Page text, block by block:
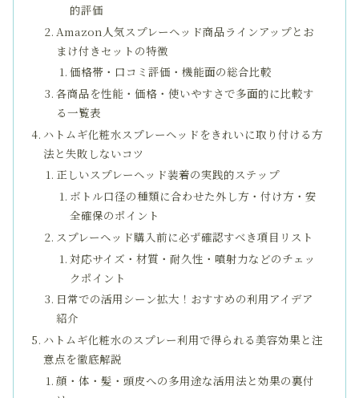
的評価
Amazon人気スプレーヘッド商品ラインアップとお
まけ付きセットの特徴
価格帯・口コミ評価・機能面の総合比較
各商品を性能・価格・使いやすさで多面的に比較す
る一覧表
ハトムギ化粧水スプレーヘッドをきれいに取り付ける方
法と失敗しないコツ
正しいスプレーヘッド装着の実践的ステップ
ボトル口径の種類に合わせた外し方・付け方・安
全確保のポイント
スプレーヘッド購入前に必ず確認すべき項目リスト
対応サイズ・材質・耐久性・噴射力などのチェッ
クポイント
日常での活用シーン拡大！おすすめの利用アイデア
紹介
ハトムギ化粧水のスプレー利用で得られる美容効果と注
意点を徹底解説
顔・体・髪・頭皮への多用途な活用法と効果の裏付